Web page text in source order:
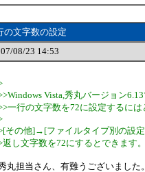
の文字数の設定
08/23 14:53
Vista,秀丸バージョン6.13
一行の文字数を72に設定するに
その他]→[ファイルタイプ別の設
返し文字数を72にするとできます。
丸担当さん、有難うございまし